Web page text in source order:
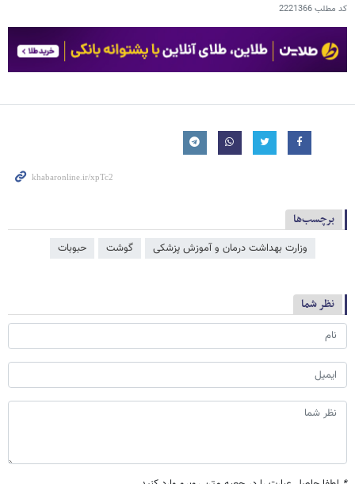
کد مطلب2221366
برچسب‌ها
وزارت بهداشت درمان و آموزش پزشکی گوشت حبوبات
نظر شما